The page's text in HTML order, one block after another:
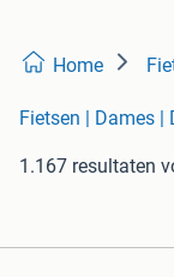
Home
Fietsen | Dames |
1.167 resultaten